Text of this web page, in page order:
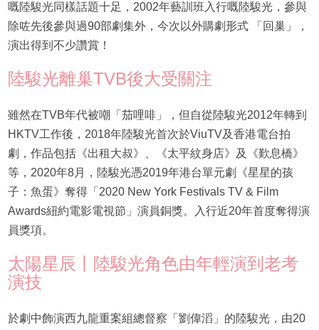
嘅陸駿光同樣話題十足，2002年藝訓班入行嘅陸駿光，參與
除咗先後參與過90部劇集外，今次以外購劇形式 「回巢」，
演出得到不少讚賞！
陸駿光離巢TVB後大受關注
雖然在TVB年代被嘲「茄哩啡」，但自從陸駿光2012年轉到
HKTV工作後，2018年陸駿光首次於ViuTV及香港電台拍
劇，作品包括《出租大叔》、《太平紋身店》及《歎息橋》
等，2020年8月，陸駿光憑2019年港台單元劇《星星的孩
子：魚蛋》奪得「2020 New York Festivals TV & Film
Awards紐約電影電視節」演員銅獎。入行近20年首度奪得演
員獎項。
太陽星辰丨陸駿光角色由年輕演到老考
演技
於劇中飾演西九龍重案組總督察「劉偉滔」的陸駿光，由20